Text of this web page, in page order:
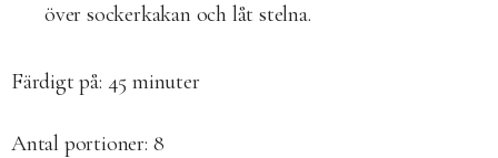
över sockerkakan och låt stelna.
Färdigt på: 45 minuter
Antal portioner: 8